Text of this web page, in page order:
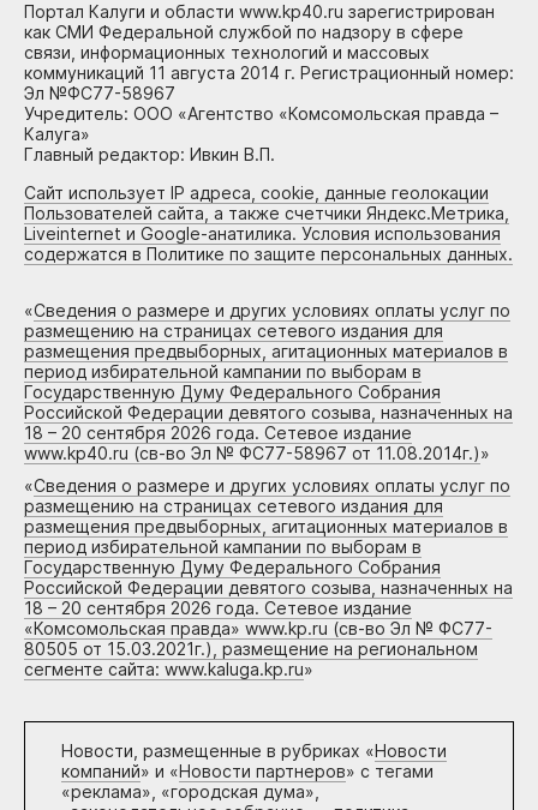
Портал Калуги и области www.kp40.ru зарегистрирован
как СМИ Федеральной службой по надзору в сфере
связи, информационных технологий и массовых
коммуникаций 11 августа 2014 г. Регистрационный номер:
Эл №ФС77-58967
Учредитель: ООО «Агентство «Комсомольская правда –
Калуга»
Главный редактор: Ивкин В.П.
Сайт использует IP адреса, cookie, данные геолокации
Пользователей сайта, а также счетчики Яндекс.Метрика,
Liveinternet и Google-анатилика. Условия использования
содержатся в Политике по защите персональных данных.
«Сведения о размере и других условиях оплаты услуг по
размещению на страницах сетевого издания для
размещения предвыборных, агитационных материалов в
период избирательной кампании по выборам в
Государственную Думу Федерального Собрания
Российской Федерации девятого созыва, назначенных на
18 – 20 сентября 2026 года. Сетевое издание
www.kp40.ru (св-во Эл № ФС77-58967 от 11.08.2014г.)»
«Сведения о размере и других условиях оплаты услуг по
размещению на страницах сетевого издания для
размещения предвыборных, агитационных материалов в
период избирательной кампании по выборам в
Государственную Думу Федерального Собрания
Российской Федерации девятого созыва, назначенных на
18 – 20 сентября 2026 года. Сетевое издание
«Комсомольская правда» www.kp.ru (св-во Эл № ФС77-
80505 от 15.03.2021г.), размещение на региональном
сегменте сайта: www.kaluga.kp.ru»
Новости, размещенные в рубриках «Новости
компаний» и «Новости партнеров» с тегами
«реклама», «городская дума»,